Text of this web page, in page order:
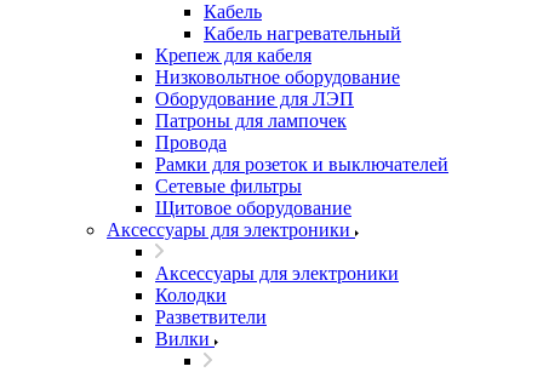
Кабель
Кабель нагревательный
Крепеж для кабеля
Низковольтное оборудование
Оборудование для ЛЭП
Патроны для лампочек
Провода
Рамки для розеток и выключателей
Сетевые фильтры
Щитовое оборудование
Аксессуары для электроники
Аксессуары для электроники
Колодки
Разветвители
Вилки